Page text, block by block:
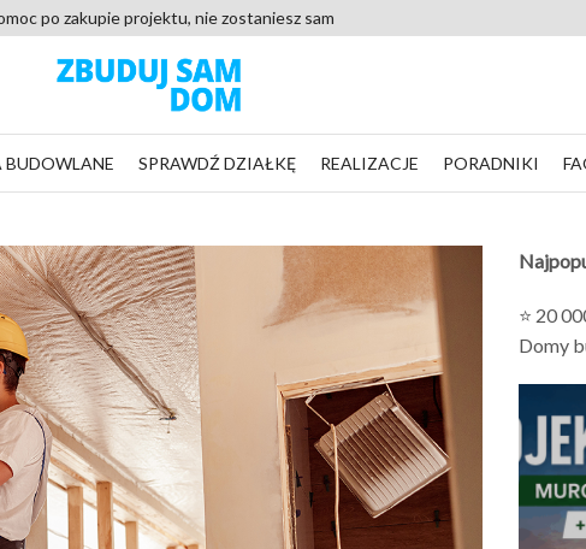
po zakupie projektu, nie zostaniesz sam
BUDOWLANE SPRAWDŹ DZIAŁKĘ REALIZACJE PORADNIKI
⭐ 20
Domy